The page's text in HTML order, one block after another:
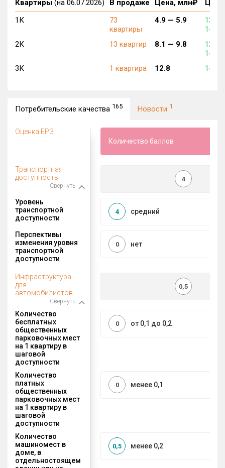
Квартиры (на 06.07.2026) В продаже Цена, млн₽
1К
73
квартиры
4.9 — 5.9
130
140
2К
13 квартир 8.1 — 9.8
128
148
3К
1 квартира 12.8 149
Потребительские качества 165 Новости 1
Оценка ЕРЗ
Количество баллов
Транспортная
доступность
Свернуть
4
Уровень
транспортной
доступности
средний
4
Перспективы
изменения уровня
транспортной
доступности
нет
0
Инфраструктура
для
автомобилистов
Свернуть
0,5
Количество
бесплатных
общественных
парковочных мест
на 1 квартиру в
шаговой
доступности
от 0,1 до 0,2
0
Количество
платных
общественных
парковочных мест
на 1 квартиру в
шаговой
доступности
менее 0,1
0
Количество
машиномест в
доме, в
отдельностоящем
менее 0,2
0,5